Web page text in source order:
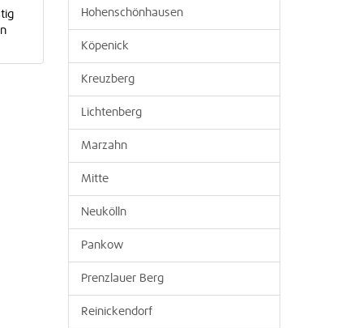
Hohenschönhausen
Köpenick
Kreuzberg
Lichtenberg
Marzahn
Mitte
Neukölln
Pankow
Prenzlauer Berg
Reinickendorf